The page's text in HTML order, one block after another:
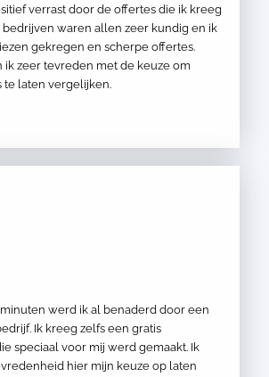
verrast door de offertes die ik kreeg
bedrijven waren allen zeer kundig en ik
gekregen en scherpe offertes.
ik zeer tevreden met de keuze om
te laten vergelijken.
werd ik al benaderd door een
Ik kreeg zelfs een gratis
speciaal voor mij werd gemaakt. Ik
hier mijn keuze op laten